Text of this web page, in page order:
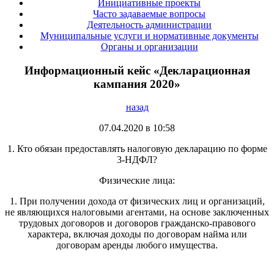
Инициативные проекты
Часто задаваемые вопросы
Деятельность администрации
Муниципальные услуги и нормативные документы
Органы и организации
Информационный кейс «Декларационная
кампания 2020»
назад
07.04.2020 в 10:58
1. Кто обязан предоставлять налоговую декларацию по форме
3-НДФЛ?
Физические лица:
1. При получении дохода от физических лиц и организаций,
не являющихся налоговыми агентами, на основе заключенных
трудовых договоров и договоров гражданско-правового
характера, включая доходы по договорам найма или
договорам аренды любого имущества.